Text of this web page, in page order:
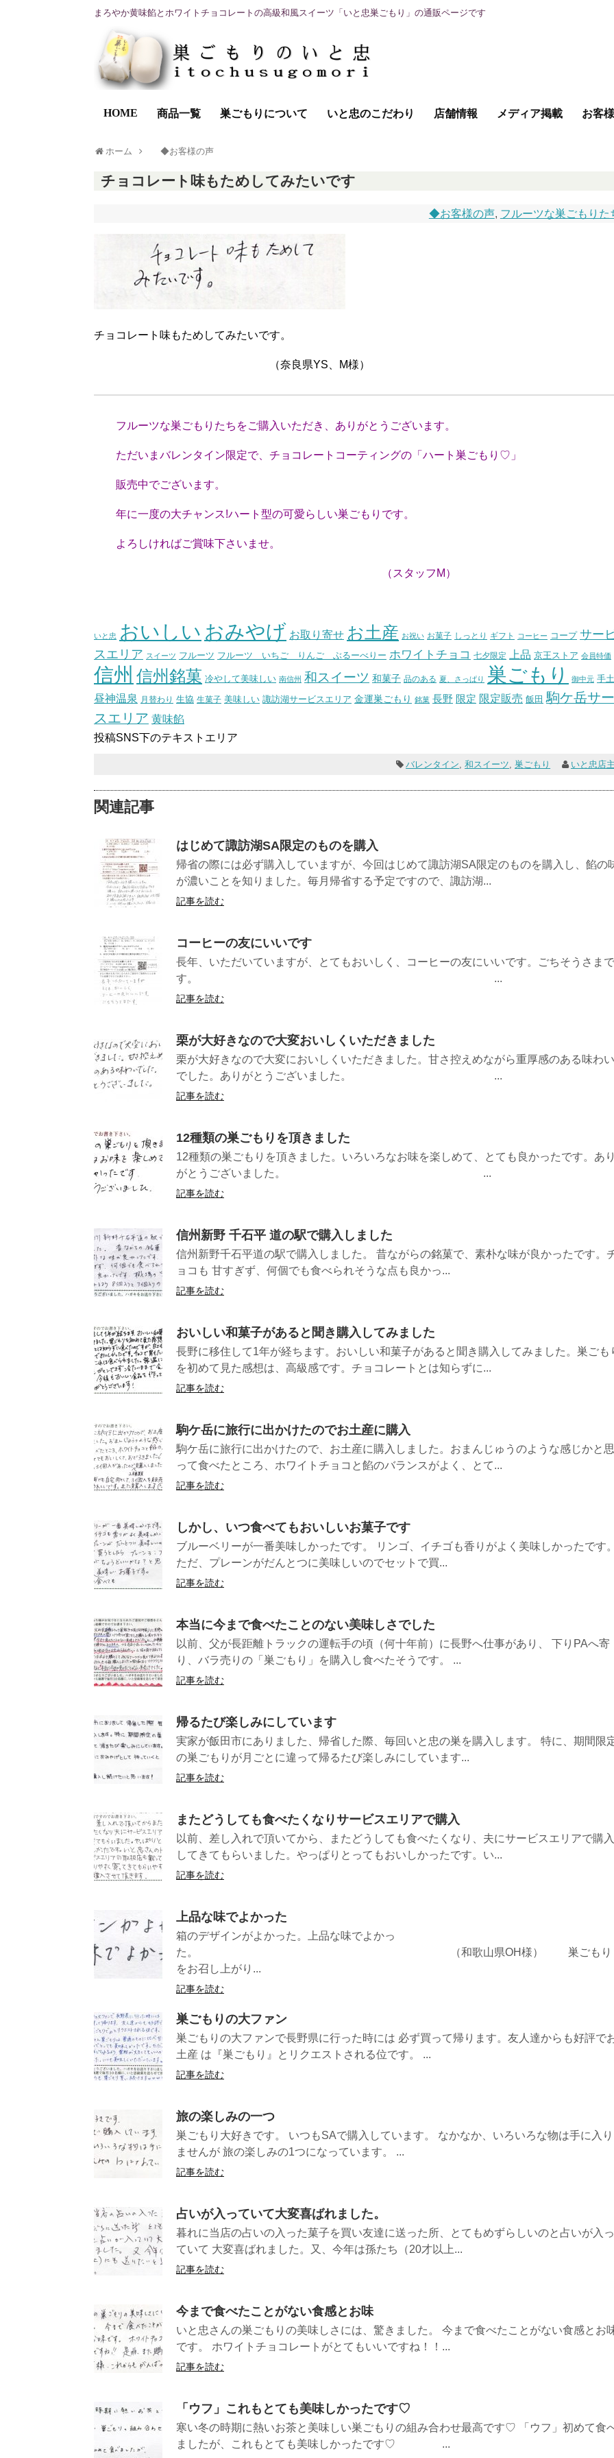
まろやか黄味餡とホワイトチョコレートの高級和風スイーツ「いと忠巣ごもり」の通販ページです
HOME 商品一覧 巣ごもりについて いと忠のこだわり 店舗情報 メディア掲載 お客
ホーム ◆お客様の声
チョコレート味もためしてみたいです
◆お客様の声, フルーツな巣ごもりた
チョコレート味もためしてみたいです。
（奈良県YS、M様）
フルーツな巣ごもりたちをご購入いただき、ありがとうございます。
ただいまバレンタイン限定で、チョコレートコーティングの「ハート巣ごもり♡」
販売中でございます。
年に一度の大チャンス!ハート型の可愛らしい巣ごもりです。
よろしければご賞味下さいませ。
（スタッフM）
いと忠 おいしい おみやげ お取り寄せ お土産 お祝い お菓子 しっとり ギフト コーヒー コープ サー
スエリア スイーツ フルーツ フルーツ いちご りんご ぶるーべりー ホワイトチョコ 七夕限定 上品 京王ストア 会員特価
信州 信州銘菓 冷やして美味しい 南信州 和スイーツ 和菓子 品のある 夏、さっぱり 巣ごもり 御中元 手
昼神温泉 月替わり 生協 生菓子 美味しい 諏訪湖サービスエリア 金運巣ごもり 銘菓 長野 限定 限定販売 飯田 駒ケ岳サ
スエリア 黄味餡
投稿SNS下のテキストエリア
バレンタイン,和スイーツ,巣ごもり いと忠店主
関連記事
はじめて諏訪湖SA限定のものを購入
帰省の際には必ず購入していますが、今回はじめて諏訪湖SA限定のものを購入し、餡の
が濃いことを知りました。毎月帰省する予定ですので、諏訪湖...
記事を読む
コーヒーの友にいいです
長年、いただいていますが、とてもおいしく、コーヒーの友にいいです。ごちそうさまで
す。 ...
記事を読む
栗が大好きなので大変おいしくいただきました
栗が大好きなので大変においしくいただきました。甘さ控えめながら重厚感のある味わい
でした。ありがとうございました。 ...
記事を読む
12種類の巣ごもりを頂きました
12種類の巣ごもりを頂きました。いろいろなお味を楽しめて、とても良かったです。あり
がとうございました。 ...
記事を読む
信州新野 千石平 道の駅で購入しました
信州新野千石平道の駅で購入しました。 昔ながらの銘菓で、素朴な味が良かったです。
ョコも 甘すぎず、何個でも食べられそうな点も良かっ...
記事を読む
おいしい和菓子があると聞き購入してみました
長野に移住して1年が経ちます。おいしい和菓子があると聞き購入してみました。巣ごも
を初めて見た感想は、高級感です。チョコレートとは知らずに...
記事を読む
駒ケ岳に旅行に出かけたのでお土産に購入
駒ケ岳に旅行に出かけたので、お土産に購入しました。おまんじゅうのような感じかと思
って食べたところ、ホワイトチョコと餡のバランスがよく、とて...
記事を読む
しかし、いつ食べてもおいしいお菓子です
ブルーベリーが一番美味しかったです。 リンゴ、イチゴも香りがよく美味しかったです。
ただ、プレーンがだんとつに美味しいのでセットで買...
記事を読む
本当に今まで食べたことのない美味しさでした
以前、父が長距離トラックの運転手の頃（何十年前）に長野へ仕事があり、 下りPAへ寄
り、バラ売りの「巣ごもり」を購入し食べたそうです。 ...
記事を読む
帰るたび楽しみにしています
実家が飯田市にありました、帰省した際、毎回いと忠の巣を購入します。 特に、期間限
の巣ごもりが月ごとに違って帰るたび楽しみにしています...
記事を読む
またどうしても食べたくなりサービスエリアで購入
以前、差し入れで頂いてから、またどうしても食べたくなり、夫にサービスエリアで購入
してきてもらいました。やっぱりとってもおいしかったです。い...
記事を読む
上品な味でよかった
箱のデザインがよかった。上品な味でよかっ
た。 （和歌山県OH様） 巣ごもり
をお召し上がり...
記事を読む
巣ごもりの大ファン
巣ごもりの大ファンで長野県に行った時には 必ず買って帰ります。友人達からも好評で
土産 は『巣ごもり』とリクエストされる位です。 ...
記事を読む
旅の楽しみの一つ
巣ごもり大好きです。 いつもSAで購入しています。 なかなか、いろいろな物は手に入り
ませんが 旅の楽しみの1つになっています。 ...
記事を読む
占いが入っていて大変喜ばれました。
暮れに当店の占いの入った菓子を買い友達に送った所、とてもめずらしいのと占いが入っ
ていて 大変喜ばれました。又、今年は孫たち（20才以上...
記事を読む
今まで食べたことがない食感とお味
いと忠さんの巣ごもりの美味しさには、驚きました。 今まで食べたことがない食感とお
です。 ホワイトチョコレートがとてもいいですね！！...
記事を読む
「ウフ」これもとても美味しかったです♡
寒い冬の時期に熱いお茶と美味しい巣ごもりの組み合わせ最高です♡ 「ウフ」初めて食
ましたが、これもとても美味しかったです♡ ...